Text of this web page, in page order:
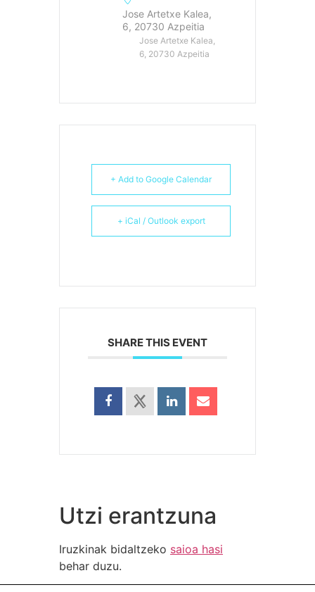
Jose Artetxe Kalea,
6, 20730 Azpeitia
Jose Artetxe Kalea,
6, 20730 Azpeitia
+ Add to Google Calendar
+ iCal / Outlook export
SHARE THIS EVENT
Utzi erantzuna
Iruzkinak bidaltzeko saioa hasi
behar duzu.